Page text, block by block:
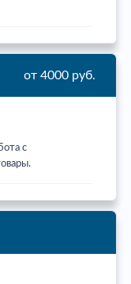
от 4000 руб.
с